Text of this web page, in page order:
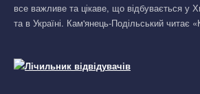
все важливе та цікаве, що відбувається у
та в Україні. Кам'янець-Подільський читає